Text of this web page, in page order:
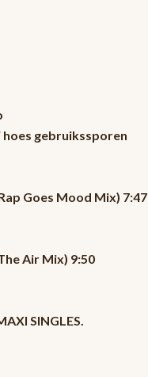
hoes gebruikssporen
Goes Mood Mix) 7:47
Air Mix) 9:50
SINGLES.